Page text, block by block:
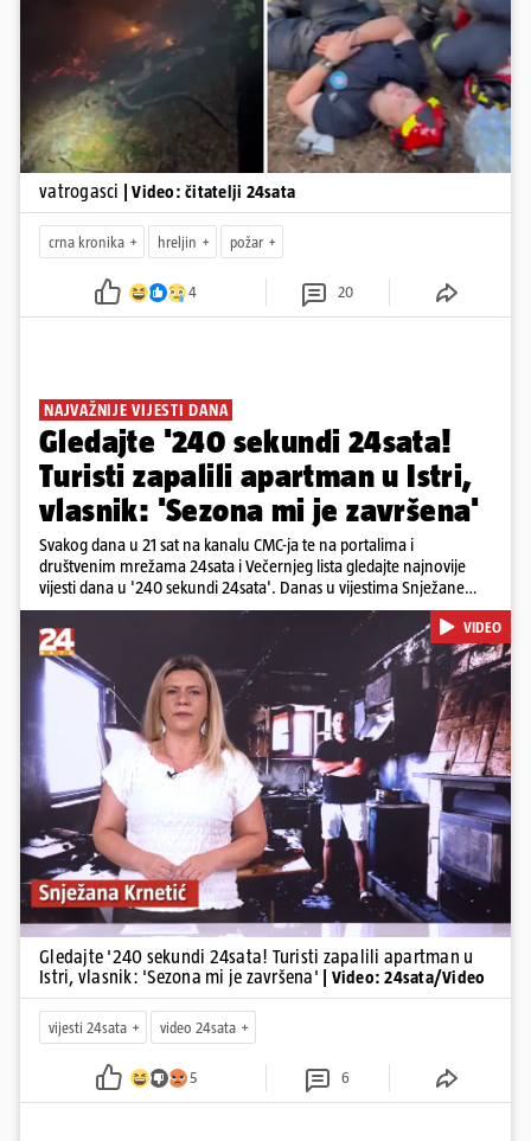
Pokretanje videa...
vatrogasci | Video: čitatelji 24sata
crna kronika hreljin požar
4 20
NAJVAŽNIJE VIJESTI DANA
Gledajte '240 sekundi 24sata!
Turisti zapalili apartman u Istri,
vlasnik: 'Sezona mi je završena'
Svakog dana u 21 sat na kanalu CMC-ja te na portalima i
društvenim mrežama 24sata i Večernjeg lista gledajte najnovije
vijesti dana u '240 sekundi 24sata'. Danas u vijestima Snježane
Krnetić: Turisti uništili apartman u Istri, 125 milijuna eura mogla bi
stajati sanacija otpada u Gospiću, u Osijeku pretukli nogometnog
suca, od utorka nove cijene goriva, rastu mirovine za 200 tisuća
branitelja...
Pokretanje videa...
VIDEO
Gledajte '240 sekundi 24sata! Turisti zapalili apartman u
Istri, vlasnik: 'Sezona mi je završena'
| Video: 24sata/Video
vijesti 24sata video 24sata
5 6